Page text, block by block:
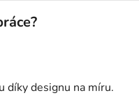
díky designu na míru.